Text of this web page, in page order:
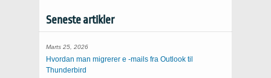
Seneste artikler
Marts 25, 2026
Hvordan man migrerer e -mails fra Outlook til
Thunderbird